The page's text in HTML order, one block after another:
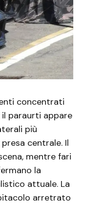
concentrati
paraurti appare
più
centrale. Il
mentre fari
la
attuale. La
arretrato